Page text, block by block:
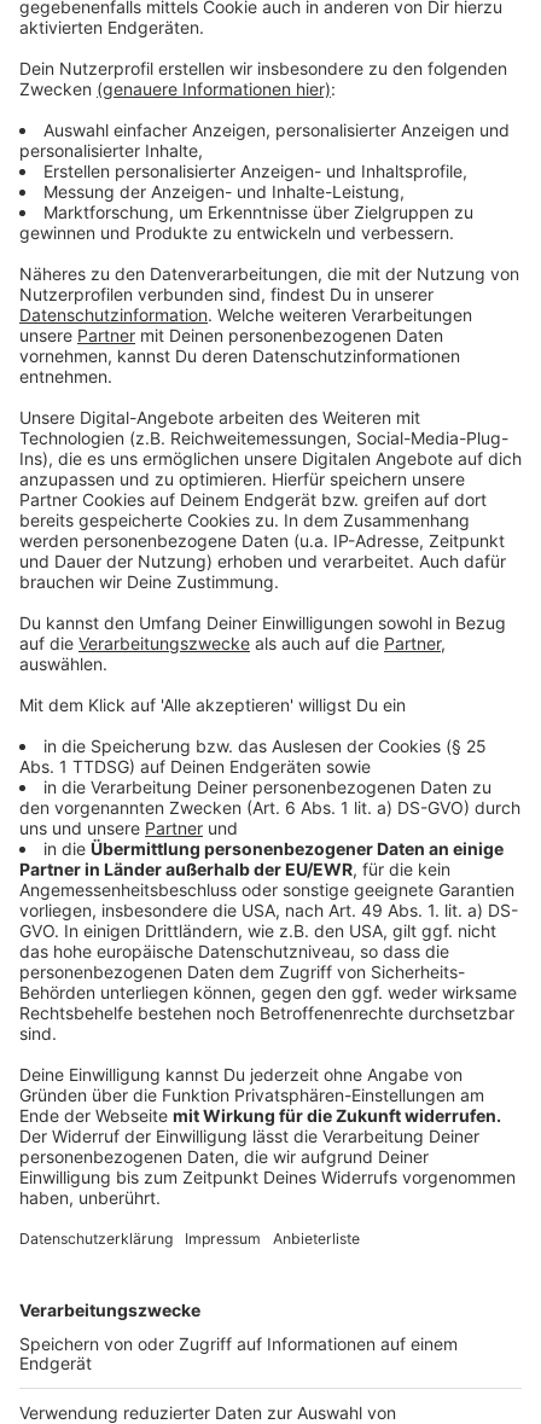
und Kunststoffrecycling. DBU-Generalsekretär
Alexander Bonde betont, dass die Zukunft der
Wirtschaft zirkulär sei. Deutschland müsse sich von
der Wegwerfmentalität verabschieden.
Anzeige
Mehrweg statt Einweg bei Topfpflanzen
Anzeige
Ein Beispiel ist das Unternehmen Euro Plant Tray
GmbH aus Monheim. Es hat ein Mehrweg-System für
den Transport von Topfpflanzen entwickelt und will
damit Einweg-Plastiktrays ersetzen. Nach Angaben
der DBU werden in Europa jährlich bis zu 700 Millionen
Einweg-Kunststoffträger genutzt, davon rund 150
Millionen in Deutschland. Diese verursachen laut
Schätzungen etwa 75.000 Tonnen Plastikmüll pro
Jahr. Die wiederverwendbaren Trays von Euro Plant
Tray bestehen teilweise aus Recycling-Kunststoff
und sind mit Chips zur Rückverfolgung ausgestattet.
Nach Unternehmensangaben befinden sich derzeit
rund zwei Millionen Mehrweg-Trays in mehreren
Deutschland, die Niederlande, Österreich, die Schweiz,
Tschechien und Rumänien. Bis Ende 2027 sollen bis zu
zehn Mehrweg-Varianten für unterschiedliche
Topfgrößen verfügbar sein. Die Trays sind laut
Unternehmen auf eine Lebensdauer von rund 20
Jahren und etwa 200 Umläufe ausgelegt. Nach Ende
der Nutzungsdauer sollen sie recycelt werden.
Anzeige
Kreislaufwirtschaft stärkt Umwelt und
Wirtschaft
Anzeige
Kreislaufwirtschaft auf viele weitere Branchen
großes Potenzial etwa im Bauwesen, bei Textilien und
in der industriellen Wiederverwendung. Beispiele aus
der DBU-Förderung reichen von Holz-Lehm-